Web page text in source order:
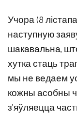
Учора (8
наступную
шакавальна,
хутка стаць
мы не ведаем
кожны асобны
з’яўляецца